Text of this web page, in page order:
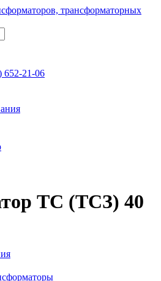
652-21-06
ТС (ТСЗ) 40